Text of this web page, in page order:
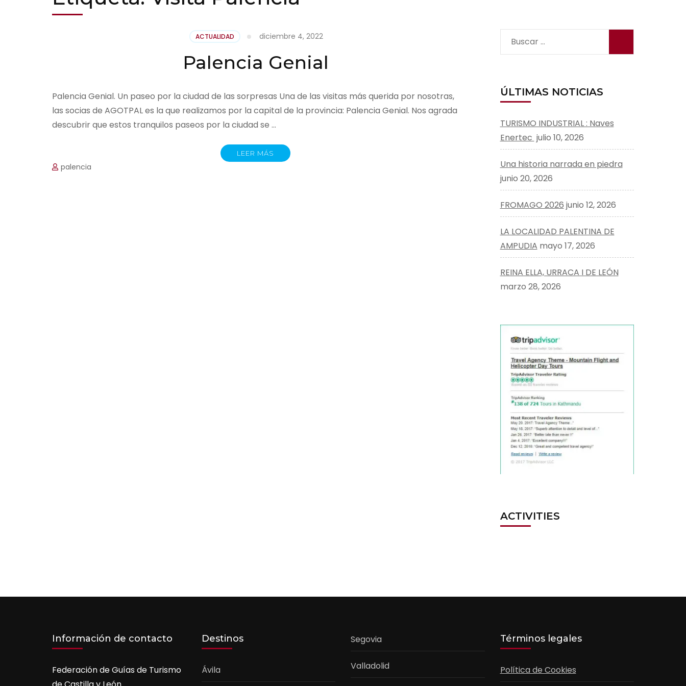
ACTUALIDAD diciembre 4, 2022
Palencia Genial
Palencia Genial. Un paseo por la ciudad de las sorpresas Una de las visitas más querida por nosotras,
las socias de AGOTPAL es la que realizamos por la capital de la provincia: Palencia Genial. Nos agrada
descubrir que estos tranquilos paseos por la ciudad se …
LEER MÁS
palencia
Buscar:
ÚLTIMAS NOTICIAS
TURISMO INDUSTRIAL : Naves
Enertec julio 10, 2026
Una historia narrada en piedra
junio 20, 2026
FROMAGO 2026 junio 12, 2026
LA LOCALIDAD PALENTINA DE
AMPUDIA mayo 17, 2026
REINA ELLA, URRACA I DE LEÓN
marzo 28, 2026
ACTIVITIES
Información de contacto
Federación de Guías de Turismo
Destinos
Ávila
Segovia
Valladolid
Términos legales
Política de Cookies